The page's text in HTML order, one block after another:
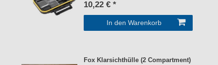
10,22 € *
In den Warenkorb
Fox Klarsichthülle (2 Compartment)